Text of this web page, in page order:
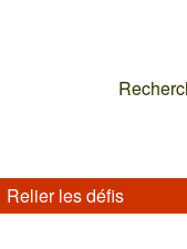
Relier les défis